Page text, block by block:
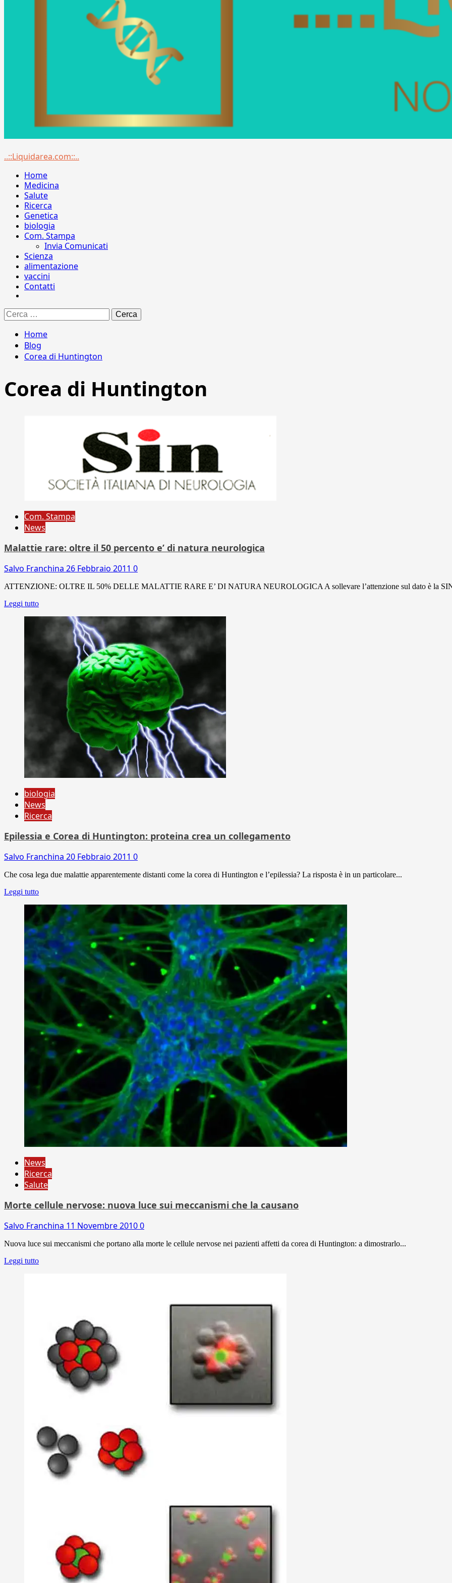
Menu
..::Liquidarea.com::..
Home
Medicina
Salute
Ricerca
Genetica
biologia
Com. Stampa
Invia Comunicati
Scienza
alimentazione
vaccini
Contatti
Ricerca
per:
Home
Blog
Corea di Huntington
Corea di Huntington
Com. Stampa
News
Malattie rare: oltre il 50 percento e’ di natura neurologica
Salvo Franchina 26 Febbraio 2011 0
ATTENZIONE: OLTRE IL 50% DELLE MALATTIE RARE E’ DI NATURA NEUROLOGICA A sollevare l’attenzione sul dato è la
Leggi tutto
biologia
News
Ricerca
Epilessia e Corea di Huntington: proteina crea un collegamento
Salvo Franchina 20 Febbraio 2011 0
Che cosa lega due malattie apparentemente distanti come la corea di Huntington e l’epilessia? La risposta è in un particolare...
Leggi tutto
News
Ricerca
Salute
Morte cellule nervose: nuova luce sui meccanismi che la causano
Salvo Franchina 11 Novembre 20100
Nuova luce sui meccanismi che portano alla morte le cellule nervose nei pazienti affetti da corea di Huntington: a dimostrarlo...
Leggi tutto